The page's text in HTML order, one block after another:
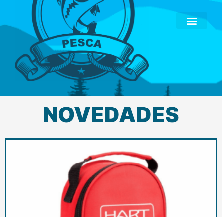
NOVEDADES